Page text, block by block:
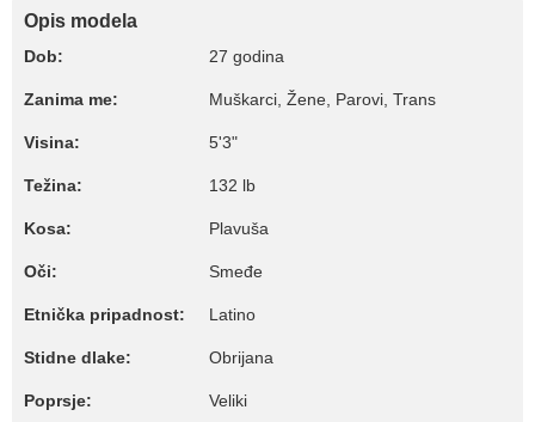
Opis modela
Dob: 27 godina
Zanima me: Muškarci, Žene, Parovi, Trans
Visina: 5'3"
Težina: 132 lb
Kosa: Plavuša
Oči: Smeđe
Etnička pripadnost: Latino
Stidne dlake: Obrijana
Poprsje: Veliki